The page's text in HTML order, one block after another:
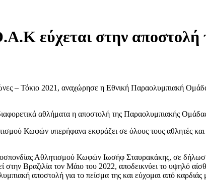
εύχεται στην αποστολή
– Τόκιο 2021, αναχώρησε η Εθνική Παραολυμπιακή
αθλήματα η αποστολή της Παραολυμπιακής
Κωφών υπερήφανα εκφράζει σε όλους τους αθλητές και
Αθλητισμού Κωφών Ιωσήφ Σταυρακάκης, σε
Βραζιλία τον Μάιο του 2022, αποδεικνύει το υψηλό
αποστολή για το πείσμα της και εύχομαι από καρδιάς